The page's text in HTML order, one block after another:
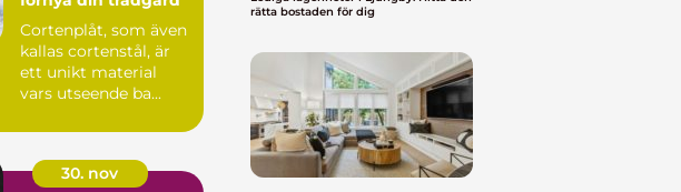
Cortenplåt, som även
kallas cortenstål, är
ett unikt material
vars utseende ba...
30. nov
rätta bostaden för dig